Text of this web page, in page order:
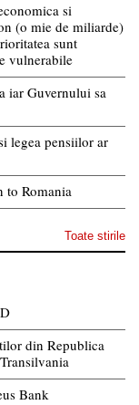
si
(o mie de miliarde)
sunt
vulnerabile
iar Guvernului sa
legea pensiilor ar
to Romania
Toate stirile
din Republica
Bank